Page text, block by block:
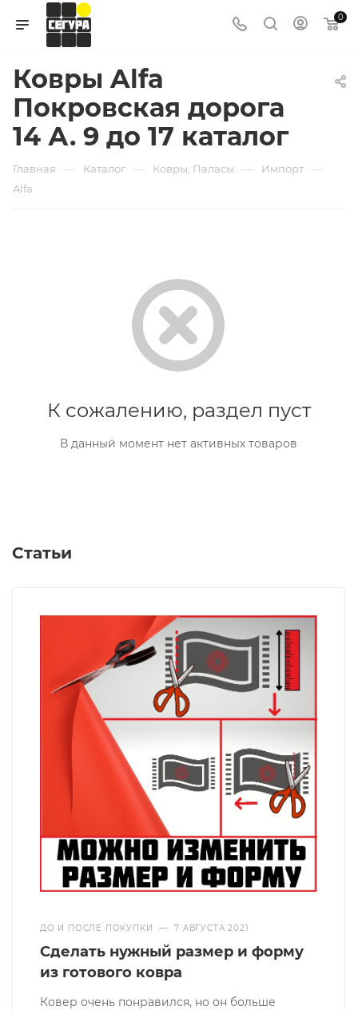
0
Ковры Alfa
Покровская дорога
14 А. 9 до 17 каталог
Главная — Каталог — Ковры, Паласы — Импорт —
Alfa
К сожалению, раздел пуст
В данный момент нет активных товаров
Статьи
ДО И ПОСЛЕ ПОКУПКИ — 7 АВГУСТА 2021
Сделать нужный размер и форму
из готового ковра
Ковер очень понравился, но он больше